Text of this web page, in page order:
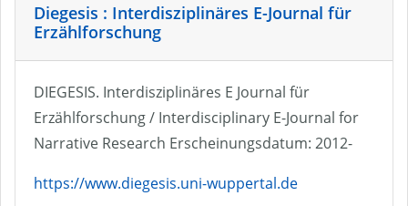
Diegesis : Interdisziplinäres E-Journal für
Erzählforschung
DIEGESIS. Interdisziplinäres E Journal für
Erzählforschung / Interdisciplinary E-Journal for
Narrative Research Erscheinungsdatum: 2012-
https://www.diegesis.uni-wuppertal.de